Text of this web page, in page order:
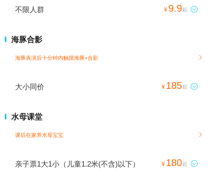
不限人群 ¥ 9.9起 
海豚合影
海豚表演后十分钟内触摸海豚+合影 
大小同价 ¥ 185起 
水母课堂
课后在家养水母宝宝 
亲子票1大1小（儿童1.2米(不含)以下） ¥ 180起 